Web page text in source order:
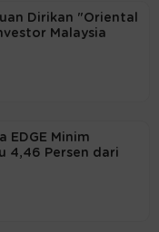
Dirikan "Oriental
Malaysia
EDGE Minim
4,46 Persen dari